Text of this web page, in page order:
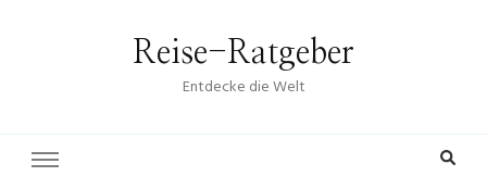
Reise-Ratgeber
Entdecke die Welt